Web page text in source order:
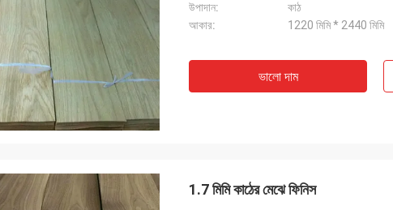
উপাদান:
কাঠ
আকার:
1220 মিমি * 2440 মিমি
ভালো দাম
1.7 মিমি কাঠের মেঝে ফিনিস